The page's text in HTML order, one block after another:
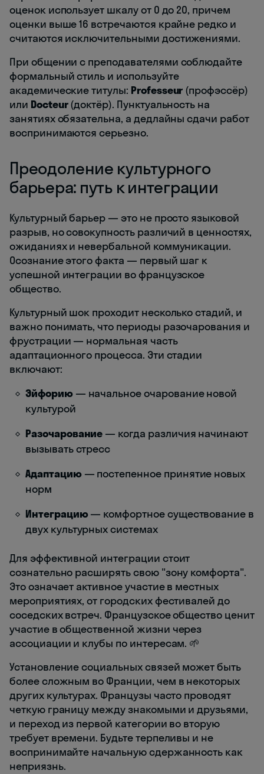
оценок использует шкалу от 0 до 20, причем
оценки выше 16 встречаются крайне редко и
считаются исключительными достижениями.
При общении с преподавателями соблюдайте
формальный стиль и используйте
академические титулы: Professeur (профэссёр)
или Docteur(доктёр). Пунктуальность на
занятиях обязательна, а дедлайны сдачи работ
воспринимаются серьезно.
Преодоление культурного
барьера: путь к интеграции
Культурный барьер — это не просто языковой
разрыв, но совокупность различий в ценностях,
ожиданиях и невербальной коммуникации.
Осознание этого факта — первый шаг к
успешной интеграции во французское
общество.
Культурный шок проходит несколько стадий, и
важно понимать, что периоды разочарования и
фрустрации — нормальная часть
адаптационного процесса. Эти стадии
включают:
Эйфорию— начальное очарование новой
культурой
Разочарование — когда различия начинают
вызывать стресс
Адаптацию— постепенное принятие новых
норм
Интеграцию— комфортное существование в
двух культурных системах
Для эффективной интеграции стоит
сознательно расширять свою "зону комфорта".
Это означает активное участие в местных
мероприятиях, от городских фестивалей до
соседских встреч. Французское общество ценит
участие в общественной жизни через
ассоциации и клубы по интересам. 🌱
Установление социальных связей может быть
более сложным во Франции, чем в некоторых
других культурах. Французы часто проводят
четкую границу между знакомыми и друзьями,
и переход из первой категории во вторую
требует времени. Будьте терпеливы и не
воспринимайте начальную сдержанность как
неприязнь.